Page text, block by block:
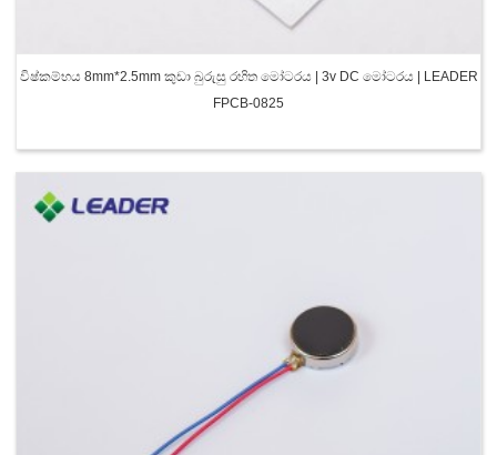
විෂ්කම්භය 8mm*2.5mm කුඩා බුරුසු රහිත මෝටරය | 3v DC මෝටරය | LEADER
FPCB-0825